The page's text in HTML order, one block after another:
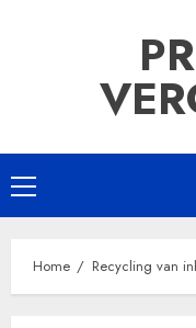
Primair
menu
Home Recycling van